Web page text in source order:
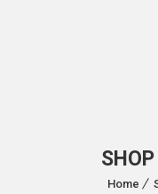
Home